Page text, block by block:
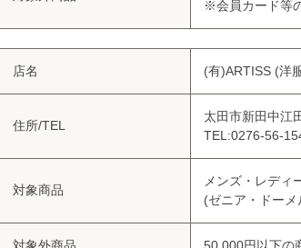
※会員カード等
店名 (有)ARTISS (洋
住所/TEL
太田市新田中江
TEL:0276-56-
対象商品
メンズ・レディ
(ゼニア・ドーメ